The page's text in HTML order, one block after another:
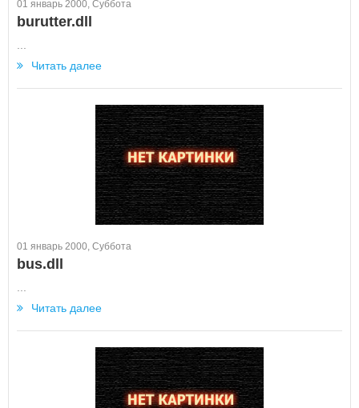
01 январь 2000, Суббота
burutter.dll
Читать далее
01 январь 2000, Суббота
bus.dll
Читать далее